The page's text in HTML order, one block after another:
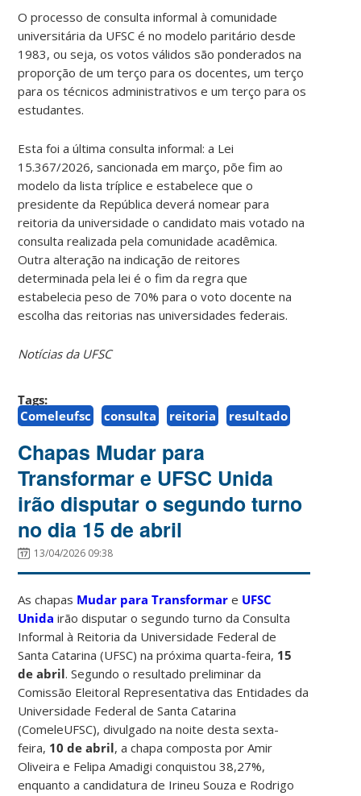
O processo de consulta informal à comunidade
universitária da UFSC é no modelo paritário desde
1983, ou seja, os votos válidos são ponderados na
proporção de um terço para os docentes, um terço
para os técnicos administrativos e um terço para os
estudantes.
Esta foi a última consulta informal: a Lei
15.367/2026, sancionada em março, põe fim ao
modelo da lista tríplice e estabelece que o
presidente da República deverá nomear para
reitoria da universidade o candidato mais votado na
consulta realizada pela comunidade acadêmica.
Outra alteração na indicação de reitores
determinada pela lei é o fim da regra que
estabelecia peso de 70% para o voto docente na
escolha das reitorias nas universidades federais.
Notícias da UFSC
Tags:
Comeleufsc
consulta reitoria resultado
Chapas Mudar para
Transformar e UFSC Unida
irão disputar o segundo turno
no dia 15 de abril
13/04/2026 09:38
As chapas Mudar para Transformar e UFSC
Unida irão disputar o segundo turno da Consulta
Informal à Reitoria da Universidade Federal de
Santa Catarina (UFSC) na próxima quarta-feira, 15
de abril. Segundo o resultado preliminar da
Comissão Eleitoral Representativa das Entidades da
Universidade Federal de Santa Catarina
(ComeleUFSC), divulgado na noite desta sexta-
feira, 10 de abril, a chapa composta por Amir
Oliveira e Felipa Amadigi conquistou 38,27%,
enquanto a candidatura de Irineu Souza e Rodrigo